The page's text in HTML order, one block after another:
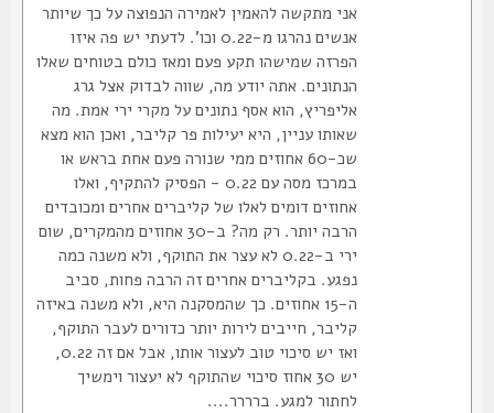
אני מתקשה להאמין לאמירה הנפוצה על כך שיותר
אנשים נהרגו מ-0.22 וכו'. לדעתי יש פה איזו
הפרזה שמישהו תקע פעם ומאז כולם בטוחים שאלו
הנתונים. אתה יודע מה, שווה לבדוק אצל גרג
אליפריץ, הוא אסף נתונים על מקרי ירי אמת. מה
שאותו עניין, היא יעילות פר קליבר, ואכן הוא מצא
שכ-60 אחוזים ממי שנורה פעם אחת בראש או
במרכז מסה עם 0.22 - הפסיק להתקיף, ואלו
אחוזים דומים לאלו של קליברים אחרים ומכובדים
הרבה יותר. רק מה? ב-30 אחוזים מהמקרים, שום
ירי ב-0.22 לא עצר את התוקף, ולא משנה כמה
נפגע. בקליברים אחרים זה הרבה פחות, סביב
ה-15 אחוזים. כך שהמסקנה היא, ולא משנה באיזה
קליבר, חייבים לירות יותר כדורים לעבר התוקף,
ואז יש סיכוי טוב לעצור אותו, אבל אם זה 0.22,
יש 30 אחוז סיכוי שהתוקף לא יעצור וימשיך
לחתור למגע. ברררר....